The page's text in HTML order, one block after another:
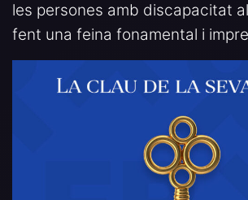
les persones amb discapacitat
fent una feina fonamental i